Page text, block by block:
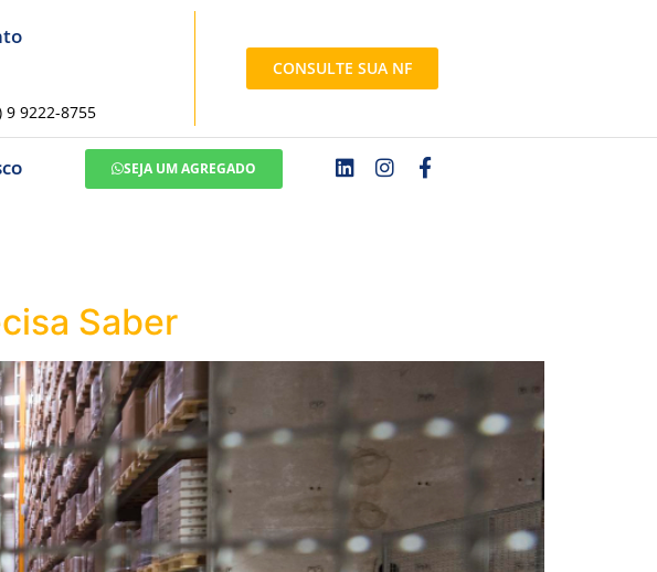
9 9222-8755
CONSULTE SUA NF
SEJA UM AGREGADO
Saber